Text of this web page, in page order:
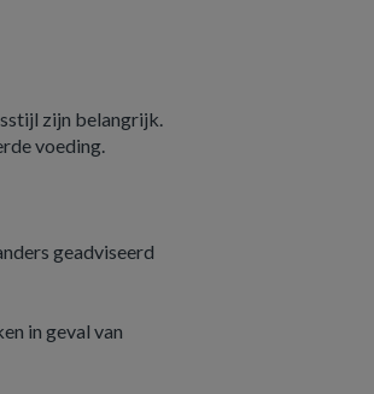
zijn belangrijk.
voeding.
geadviseerd
in geval van